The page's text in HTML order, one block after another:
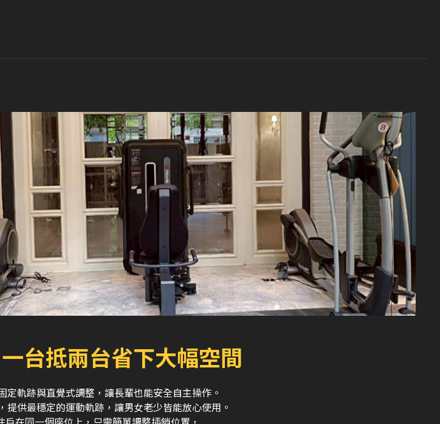
台抵兩台省下大幅空間
軌跡與直覺式調整，讓長輩也能安全自主操作。
供最穩定的運動軌跡，讓男女老少皆能放心使用。